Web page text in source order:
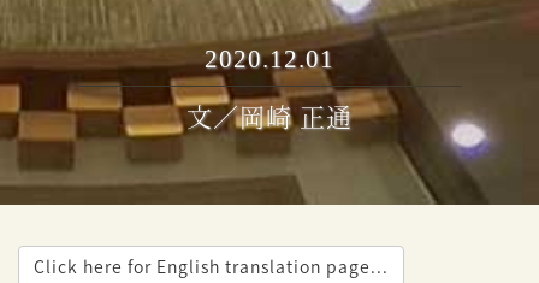
2020.12.01
文／岡崎 正通
Click here for English translation page...